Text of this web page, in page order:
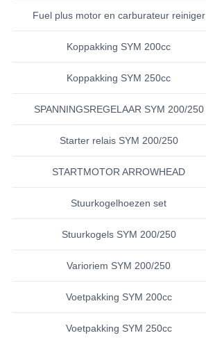
UNIVERSELE QUAD ONDERDELEN
BASHAN ONDERDELEN
KETTING EN TANDWIELEN
KOEL SYSTEEM
MOTOR
REM SYSTEEM
Fuel plus motor en carburateur reiniger
Koppakking SYM 200cc
Koppakking SYM 250cc
SPANNINGSREGELAAR SYM 200/250
Starter relais SYM 200/250
STARTMOTOR ARROWHEAD
Stuurkogelhoezen set
Stuurkogels SYM 200/250
Varioriem SYM 200/250
Voetpakking SYM 200cc
Voetpakking SYM 250cc